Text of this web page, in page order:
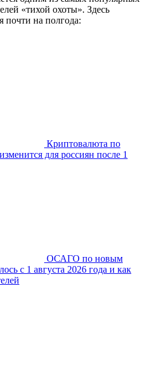
«тихой охоты». Здесь
почти на полгода:
Криптовалюта по
для россиян после 1
ОСАГО по новым
с 1 августа 2026 года и как